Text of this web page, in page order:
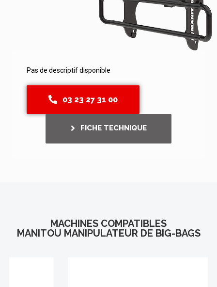
Pas de descriptif disponible
03 23 27 31 00
FICHE TECHNIQUE
MACHINES COMPATIBLES
MANITOU MANIPULATEUR DE BIG-BAGS